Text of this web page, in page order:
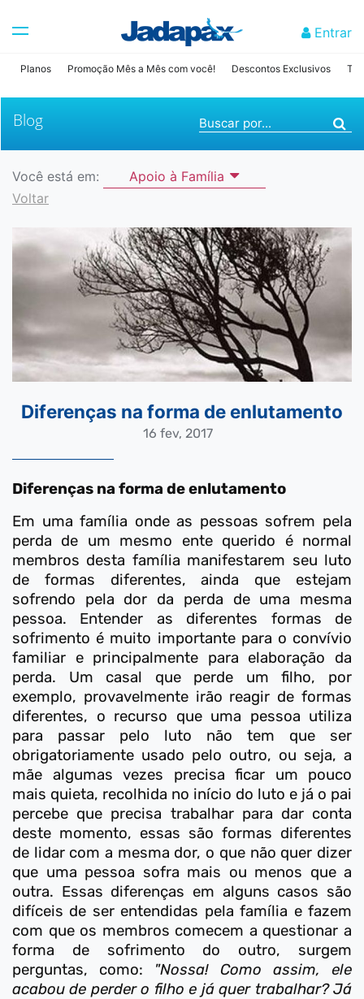
Entrar
Planos Promoção Mês a Mês com você! Descontos Exclusivos
Blog Buscar por...
Você está em:
Apoio à Família
Voltar
Diferenças na forma de enlutamento
16 fev, 2017
Diferenças na forma de enlutamento
Em uma família onde as pessoas sofrem pela
perda de um mesmo ente querido é normal
membros desta família manifestarem seu luto
de formas diferentes, ainda que estejam
sofrendo pela dor da perda de uma mesma
pessoa. Entender as diferentes formas de
sofrimento é muito importante para o convívio
familiar e principalmente para elaboração da
perda. Um casal que perde um filho, por
exemplo, provavelmente irão reagir de formas
diferentes, o recurso que uma pessoa utiliza
para passar pelo luto não tem que ser
obrigatoriamente usado pelo outro, ou seja, a
mãe algumas vezes precisa ficar um pouco
mais quieta, recolhida no início do luto e já o pai
percebe que precisa trabalhar para dar conta
deste momento, essas são formas diferentes
de lidar com a mesma dor, o que não quer dizer
que uma pessoa sofra mais ou menos que a
outra. Essas diferenças em alguns casos são
difíceis de ser entendidas pela família e fazem
com que os membros comecem a questionar a
forma de sofrimento do outro, surgem
perguntas, como: "Nossa! Como assim, ele
acabou de perder o filho e já quer trabalhar? Já